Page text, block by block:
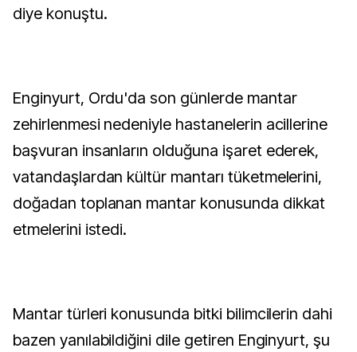
diye konuştu.
Enginyurt, Ordu'da son günlerde mantar
zehirlenmesi nedeniyle hastanelerin acillerine
başvuran insanların olduğuna işaret ederek,
vatandaşlardan kültür mantarı tüketmelerini,
doğadan toplanan mantar konusunda dikkat
etmelerini istedi.
Mantar türleri konusunda bitki bilimcilerin dahi
bazen yanılabildiğini dile getiren Enginyurt, şu